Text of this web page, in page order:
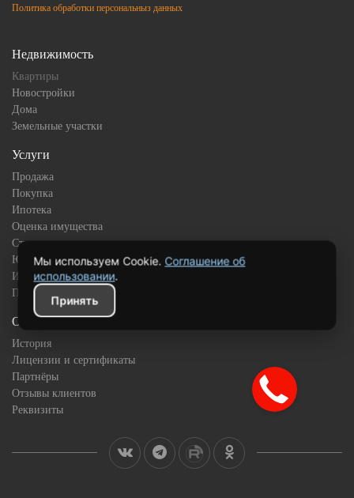
Политика обработки персональныз данных
Недвижимость
Квартиры
Новостройки
Дома
Земельные участки
Услуги
Продажа
Покупка
Ипотека
Оценка имущества
Страхование
Юридическое сопровождение
Инвестиционная недвижимость
Подбор квартиры в новостройке
О компании
История
Лицензии и сертификаты
Партнёры
Отзывы клиентов
Реквизиты
Мы используем Cookie. Соглашение об
использовании.
Принять